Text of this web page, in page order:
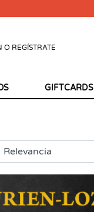
O REGÍSTRATE
GIFTCARDS